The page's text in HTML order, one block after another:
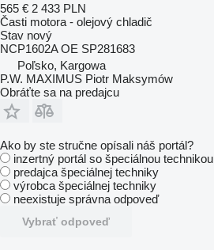
565 € 2 433 PLN
Časti motora - olejový chladič
Stav nový
NCP1602A OE SP281683
Poľsko, Kargowa
P.W. MAXIMUS Piotr Maksymów
Obráťte sa na predajcu
Ako by ste stručne opísali náš portál?
inzertný portál so špeciálnou technikou
predajca špeciálnej techniky
výrobca špeciálnej techniky
neexistuje správna odpoveď
Vybrať odpoveď